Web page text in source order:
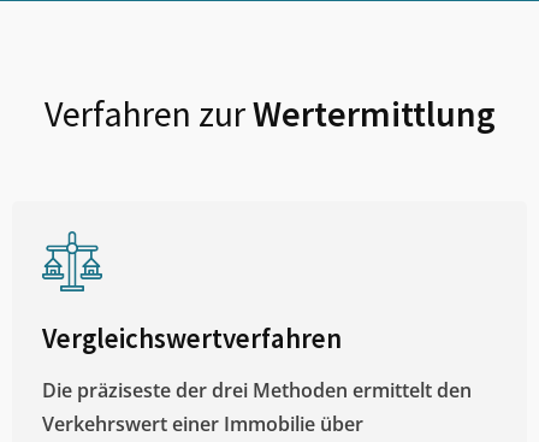
Verfahren zurWertermittlung
Vergleichswertverfahren
Die präziseste der drei Methoden ermittelt den
Verkehrswert einer Immobilie über